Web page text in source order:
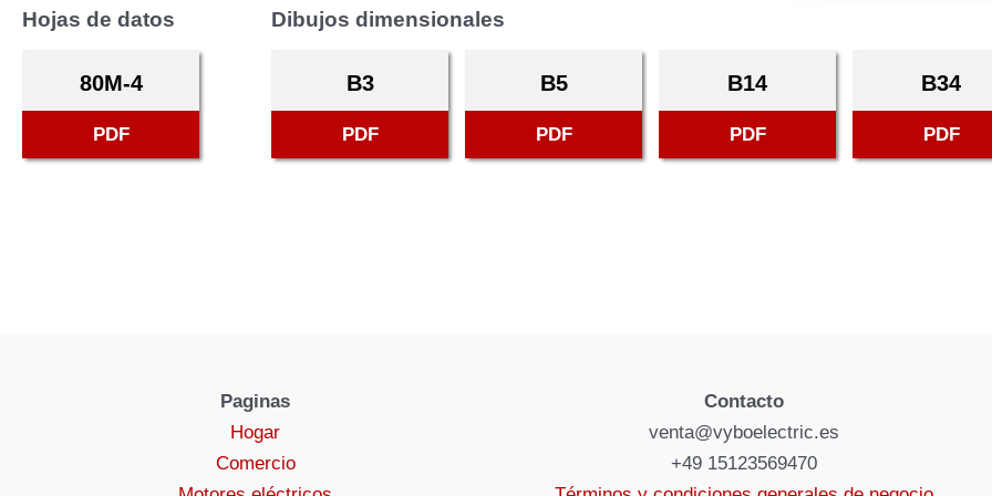
Hojas de datos
80M-4
PDF
Dibujos dimensionales
B3
PDF
B5
PDF
B14
PDF
B34
PDF
Paginas
Hogar
Comercio
Contacto
venta@vyboelectric.es
+49 15123569470